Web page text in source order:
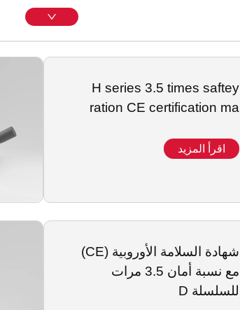
H series 3.5 times saftey
ration CE certification ma
اقرأ المزيد
شهادة السلامة الأوروبية (CE)
مع نسبة أمان 3.5 مرات
للسلسلة D